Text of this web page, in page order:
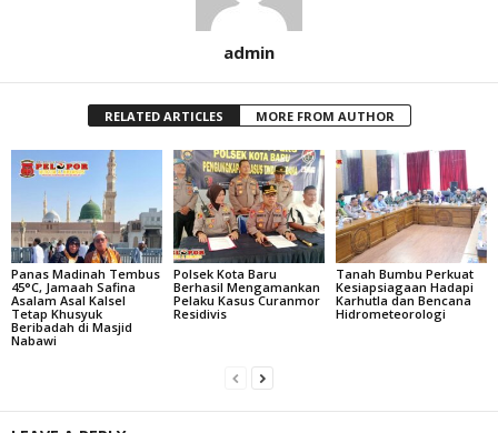
admin
RELATED ARTICLES MORE FROM AUTHOR
Panas Madinah Tembus
45°C, Jamaah Safina
Asalam Asal Kalsel
Tetap Khusyuk
Beribadah di Masjid
Nabawi
Polsek Kota Baru
Berhasil Mengamankan
Pelaku Kasus Curanmor
Residivis
Tanah Bumbu Perkuat
Kesiapsiagaan Hadapi
Karhutla dan Bencana
Hidrometeorologi